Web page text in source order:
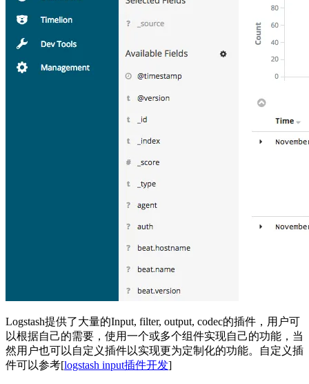
Logstash提供了大量的Input, filter, output, codec的插件，用户可
以根据自己的需要，使用一个或多个组件实现自己的功能，当
然用户也可以自定义插件以实现更为定制化的功能。自定义插
件可以参考[logstash input插件开发]